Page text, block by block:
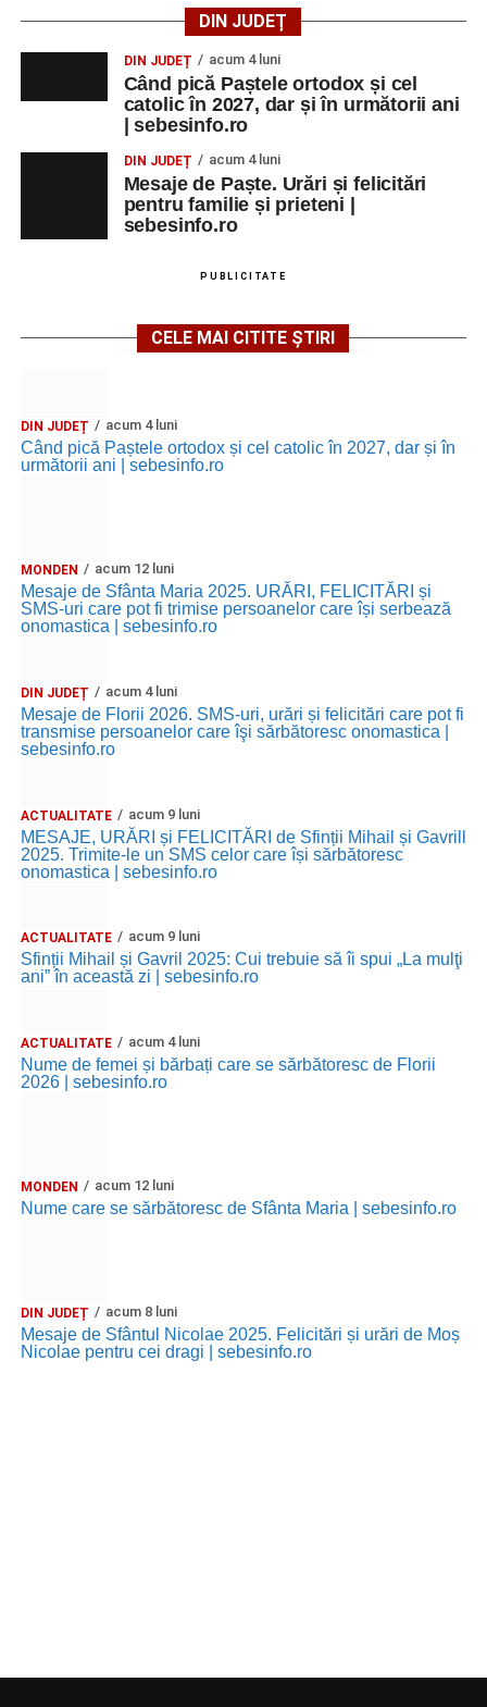
DIN JUDEȚ
DIN JUDEȚ acum 4 luni
Când pică Paștele ortodox și cel
catolic în 2027, dar și în următorii ani
| sebesinfo.ro
DIN JUDEȚ acum 4 luni
Mesaje de Paște. Urări și felicitări
pentru familie și prieteni |
sebesinfo.ro
PUBLICITATE
CELE MAI CITITE ȘTIRI
DIN JUDEȚ acum 4 luni
Când pică Paștele ortodox și cel catolic în 2027, dar și în
următorii ani | sebesinfo.ro
MONDEN acum 12 luni
Mesaje de Sfânta Maria 2025. URĂRI, FELICITĂRI și
SMS-uri care pot fi trimise persoanelor care își serbează
onomastica | sebesinfo.ro
DIN JUDEȚ acum 4 luni
Mesaje de Florii 2026. SMS-uri, urări și felicitări care pot fi
transmise persoanelor care îşi sărbătoresc onomastica |
sebesinfo.ro
ACTUALITATE acum 9 luni
MESAJE, URĂRI și FELICITĂRI de Sfinții Mihail și Gavrill
2025. Trimite-le un SMS celor care își sărbătoresc
onomastica | sebesinfo.ro
ACTUALITATE acum 9 luni
Sfinții Mihail și Gavril 2025: Cui trebuie să îi spui „La mulţi
ani” în această zi | sebesinfo.ro
ACTUALITATE acum 4 luni
Nume de femei și bărbați care se sărbătoresc de Florii
2026 | sebesinfo.ro
MONDEN acum 12 luni
Nume care se sărbătoresc de Sfânta Maria | sebesinfo.ro
DIN JUDEȚ acum 8 luni
Mesaje de Sfântul Nicolae 2025. Felicitări și urări de Moș
Nicolae pentru cei dragi | sebesinfo.ro